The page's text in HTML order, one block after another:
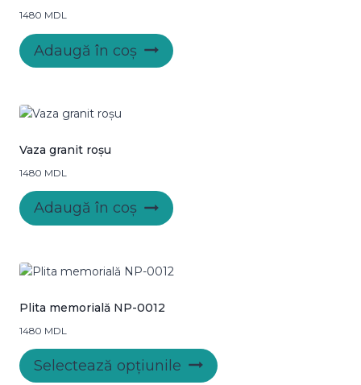
1480 MDL
Adaugă în coș
Vaza granit roșu
1480 MDL
Adaugă în coș
Plita memorială NP-0012
1480 MDL
Selectează opțiunile
produs